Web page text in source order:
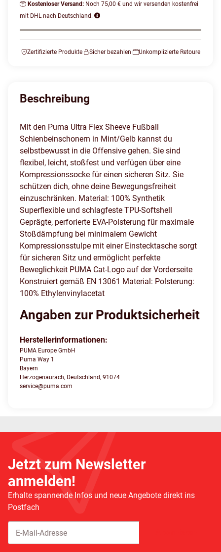
Kostenloser Versand: Noch 75,00 € und wir versenden kostenfrei
mit DHL nach Deutschland.
Zertifizierte Produkte Sicher bezahlen Unkomplizierte Retoure
Beschreibung
Mit den Puma Ultra Flex Sheeve Fußball
Schienbeinschonern in Mint/Gelb kannst du
selbstbewusst in die Offensive gehen. Sie sind
flexibel, leicht, stoßfest und verfügen über eine
Kompressionssocke für einen sicheren Sitz. Sie
schützen dich, ohne deine Bewegungsfreiheit
einzuschränken. Material: 100% Synthetik
Superflexible und schlagfeste TPU-Softshell
Geprägte, perforierte EVA-Polsterung für maximale
Stoßdämpfung bei minimalem Gewicht
Kompressionsstulpe mit einer Einstecktasche sorgt
für sicheren Sitz und ermöglicht perfekte
Beweglichkeit PUMA Cat-Logo auf der Vorderseite
Konstruiert gemäß EN 13061 Material: Polsterung:
100% Ethylenvinylacetat
Angaben zur Produktsicherheit
Herstellerinformationen:
PUMA Europe GmbH
Puma Way 1
Bayern
Herzogenaurach, Deutschland, 91074
service@puma.com
Jetzt zum Newsletter
anmelden!
Erhalte spannende Infos und neue Angebote direkt ins
Postfach